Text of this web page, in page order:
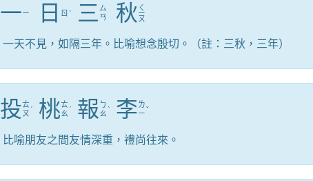
一ㄧ 日 ㄖ ˋ 三 ㄙ
ㄢ
秋 ㄑ
ㄧ
ㄡ
一天不見，如隔三年。比喻想念殷切。（註：三秋，三年）
投ㄊ
ㄡ ˊ 桃ㄊ
ㄠ ˊ 報 ㄅ
ㄠˋ 李ㄌ
ㄧˇ
比喻朋友之間友情深重，禮尚往來。